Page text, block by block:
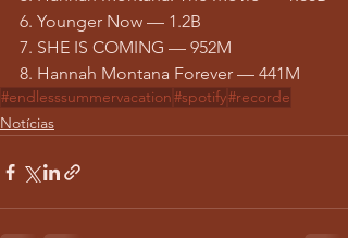
6. Younger Now — 1.2B
7. SHE IS COMING — 952M
8. Hannah Montana Forever — 441M
#endlesssummervacation#spotify#recorde
Notícias